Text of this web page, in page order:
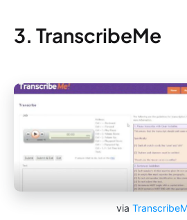
3. TranscribeMe
via